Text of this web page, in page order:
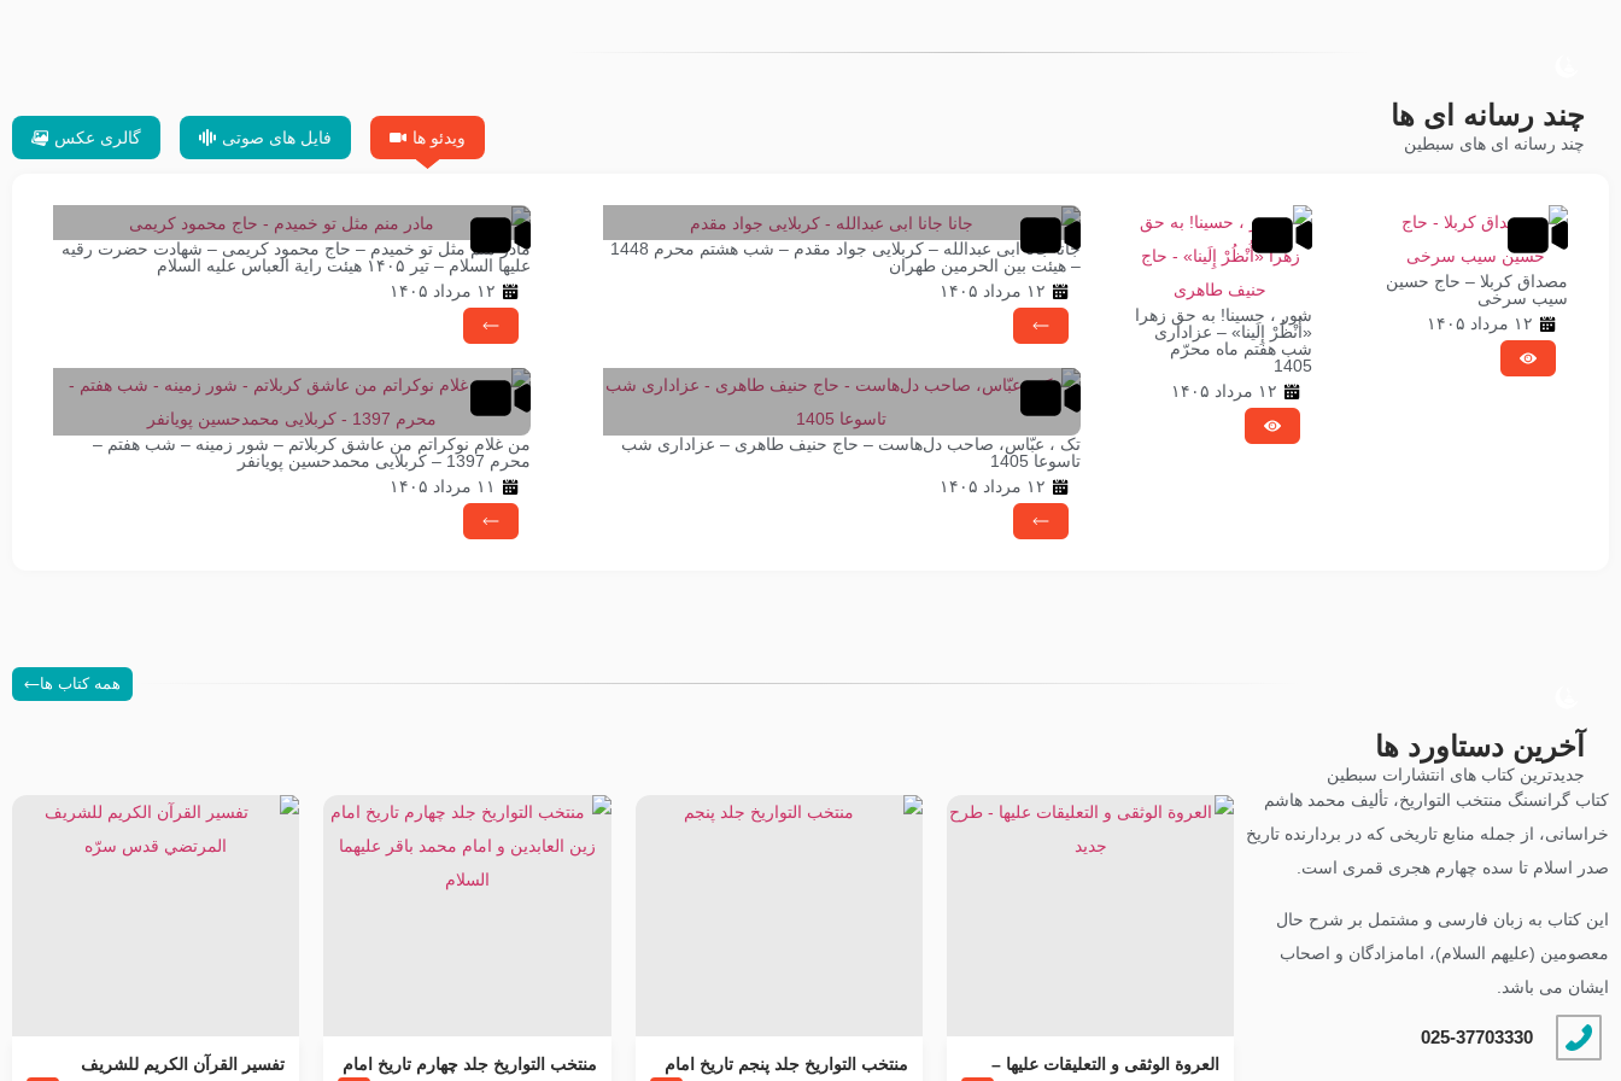
چند رسانه ای ها
چند رسانه ای های سبطین ویدئو ها فایل های صوتی گالری عکس
مصداق کربلا – حاج حسین
سیب سرخی
۱۲ مرداد ۱۴۰۵
شور ، حسینا! به‌ حق زهرا
«أُنْظُرْ إِلَینا» – عزاداری
شب هفتم ماه محرّم
1405
۱۲ مرداد ۱۴۰۵
جانا جانا ابی عبدالله – کربلایی جواد مقدم – شب هشتم محرم 1448
– هیئت بین الحرمین طهران
۱۲ مرداد ۱۴۰۵
مادر منم مثل تو خمیدم – حاج محمود کریمی – شهادت حضرت رقیه
علیها السلام – تیر ۱۴۰۵ هیئت رایة العباس علیه السلام
۱۲ مرداد ۱۴۰۵
تک ، عبّاس، صاحب دل‌هاست – حاج حنیف طاهری – عزاداری شب
تاسوعا 1405
۱۲ مرداد ۱۴۰۵
من غلام نوکراتم من عاشق کربلاتم – شور زمینه – شب هفتم –
محرم 1397 – کربلایی محمدحسین پویانفر
۱۱ مرداد ۱۴۰۵
آخرین دستاورد ها
جدیدترین کتاب های انتشارات سبطین
همه کتاب ها
کتاب گرانسنگ منتخب التواريخ، تألیف محمد هاشم
خراسانی، از جمله منابع تاریخی که در بردارنده تاریخ
صدر اسلام تا سده چهارم هجری قمری است.
این کتاب به زبان فارسی و مشتمل بر شرح حال
معصومین (علیهم السلام)، امامزادگان و اصحاب
ایشان می باشد.
025-37703330
العروة الوثقى و التعليقات عليها – منتخب التواریخ جلد پنجم تاریخ امام منتخب التواریخ جلد چهارم تاریخ امام تفسير القرآن الكريم للشريف